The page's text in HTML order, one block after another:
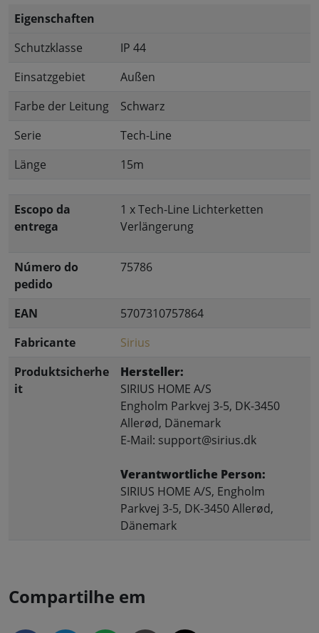
Eigenschaften
Schutzklasse
IP 44
Einsatzgebiet
Außen
Farbe der Leitung
Schwarz
Serie
Tech-Line
Länge
15m
Escopo da
entrega
1 x Tech-Line Lichterketten
Verlängerung
Número do
pedido
75786
EAN
5707310757864
Fabricante
Sirius
Produktsicherhe
it
Hersteller:
SIRIUS HOME A/S
Engholm Parkvej 3-5, DK-3450
Allerød, Dänemark
E-Mail: support@sirius.dk
Verantwortliche Person:
SIRIUS HOME A/S, Engholm
Parkvej 3-5, DK-3450 Allerød,
Dänemark
Compartilhe em